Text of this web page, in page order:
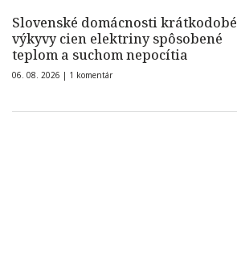
Slovenské domácnosti krátkodobé
výkyvy cien elektriny spôsobené
teplom a suchom nepocítia
06. 08. 2026 | 1 komentár